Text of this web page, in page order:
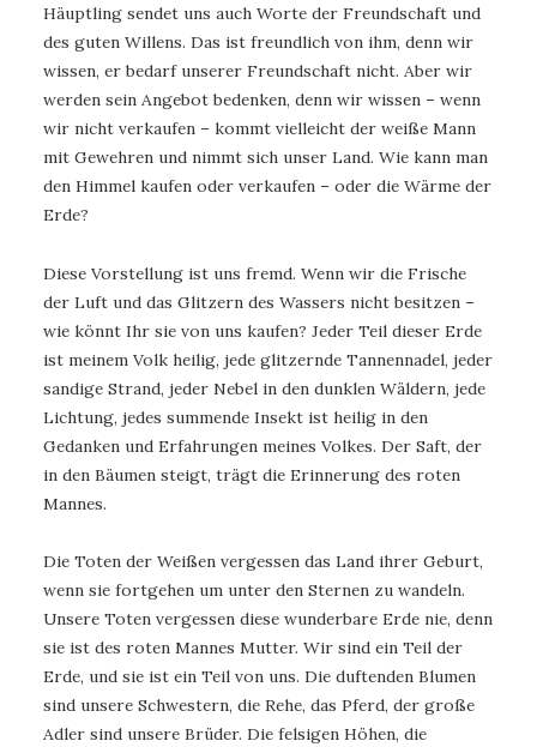
Häuptling sendet uns auch Worte der Freundschaft und
des guten Willens. Das ist freundlich von ihm, denn wir
wissen, er bedarf unserer Freundschaft nicht. Aber wir
werden sein Angebot bedenken, denn wir wissen – wenn
wir nicht verkaufen – kommt vielleicht der weiße Mann
mit Gewehren und nimmt sich unser Land. Wie kann man
den Himmel kaufen oder verkaufen – oder die Wärme der
Erde?
Diese Vorstellung ist uns fremd. Wenn wir die Frische
der Luft und das Glitzern des Wassers nicht besitzen –
wie könnt Ihr sie von uns kaufen? Jeder Teil dieser Erde
ist meinem Volk heilig, jede glitzernde Tannennadel, jeder
sandige Strand, jeder Nebel in den dunklen Wäldern, jede
Lichtung, jedes summende Insekt ist heilig in den
Gedanken und Erfahrungen meines Volkes. Der Saft, der
in den Bäumen steigt, trägt die Erinnerung des roten
Mannes.
Die Toten der Weißen vergessen das Land ihrer Geburt,
wenn sie fortgehen um unter den Sternen zu wandeln.
Unsere Toten vergessen diese wunderbare Erde nie, denn
sie ist des roten Mannes Mutter. Wir sind ein Teil der
Erde, und sie ist ein Teil von uns. Die duftenden Blumen
sind unsere Schwestern, die Rehe, das Pferd, der große
Adler sind unsere Brüder. Die felsigen Höhen, die